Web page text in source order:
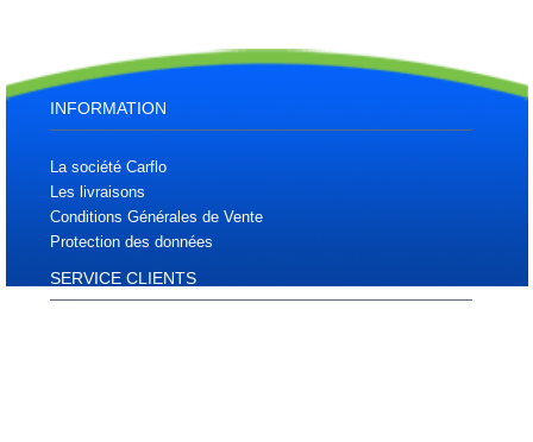
INFORMATION
La société Carflo
Les livraisons
Conditions Générales de Vente
Protection des données
SERVICE CLIENTS